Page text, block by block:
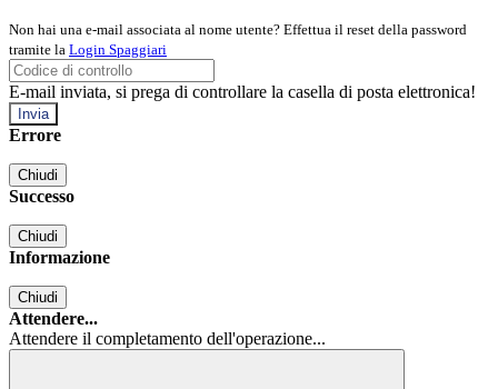
Non hai una e-mail associata al nome utente? Effettua il reset della password
tramite la Login Spaggiari
E-mail inviata, si prega di controllare la casella di posta elettronica!
Errore
Chiudi
Successo
Chiudi
Informazione
Chiudi
Attendere...
Attendere il completamento dell'operazione...